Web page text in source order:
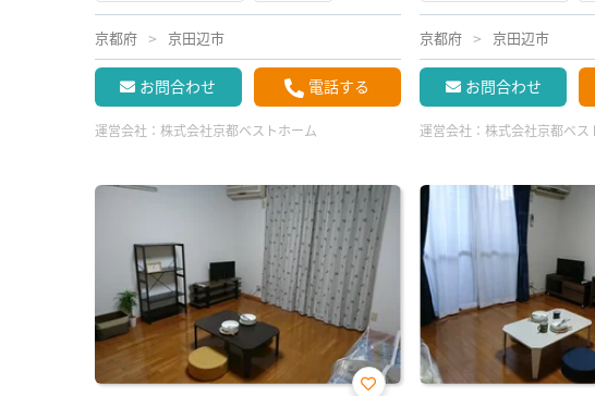
京都府 京田辺市
お問合わせ 電話する
運営会社： 株式会社京都ベストホーム
京都府 京田辺市
お問合わせ
運営会社：株式会社京都ベス